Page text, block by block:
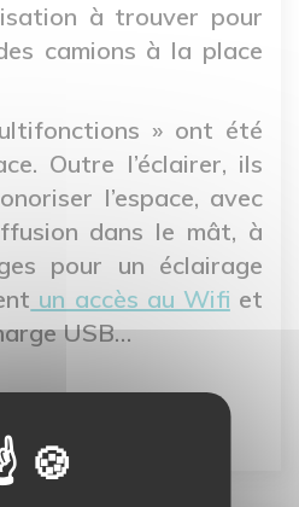
à trouver pour
camions à la place
» ont été
Outre l’éclairer, ils
l’espace, avec
dans le mât, à
pour un éclairage
un accès au Wifi et
USB…